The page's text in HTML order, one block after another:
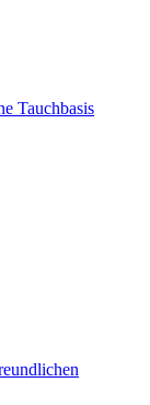
Tauchbasis